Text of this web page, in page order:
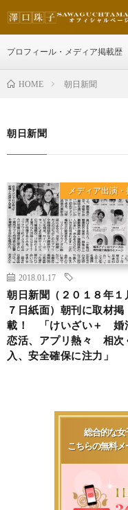
プロフィール・メディア掲載歴
HOME 朝日新聞
朝日新聞
メディア出演
2018.01.17
朝日新聞（２０１８年１
７日紙面）朝刊に取材掲
載！ 「けいざい＋ 婚
恋活、アプリ熱々 相次
入、安全確保に注力」
総合的な女
こちらの無料